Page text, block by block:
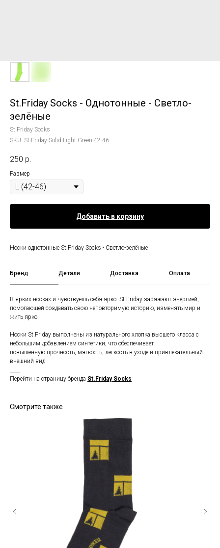
St.Friday Socks - Однотонные - Светло-
зелёные
St.Friday Socks
SKU: St-Friday-Solid-Light-Green-42-46
250 р.
Размер
Добавить в корзину
Носки однотонные St.Friday Socks - Светло-зелёные
Бренд Детали Доставка Оплата
В ярких носках и чувствуешь себя ярко. St.Friday заряжают энергией,
помогающей создавать свою неповторимую историю, изменять мир и
жить ярко.
Носки St.Friday выполнены из натурального хлопка высшего класса с
небольшим добавлением синтетики, что обеспечивает
повышенную прочность, мягкость, легкость в уходе и привлекательный
внешний вид.
Перейти на страницу бренда St.Friday Socks
Смотрите также